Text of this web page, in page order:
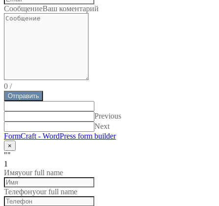
СообщениеВаш коментарий
0 /
Отправить
Previous
Next
FormCraft - WordPress form builder
×
""
1
Имяyour full name
Телефонyour full name